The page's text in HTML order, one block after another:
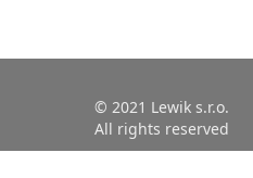
© 2021 Lewik s.r.o.
All rights reserved